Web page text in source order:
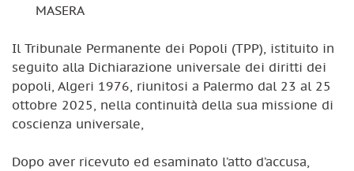
MASERA
Il Tribunale Permanente dei Popoli (TPP), istituito in
seguito alla Dichiarazione universale dei diritti dei
popoli, Algeri 1976, riunitosi a Palermo dal 23 al 25
ottobre 2025, nella continuità della sua missione di
coscienza universale,
Dopo aver ricevuto ed esaminato l’atto d’accusa,